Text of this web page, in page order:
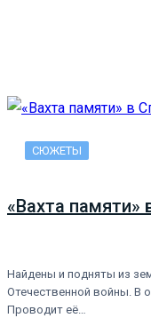
СЮЖЕТЫ
«Вахта памяти»
Найдены и подняты из
Отечественной войны. В
Проводит её…